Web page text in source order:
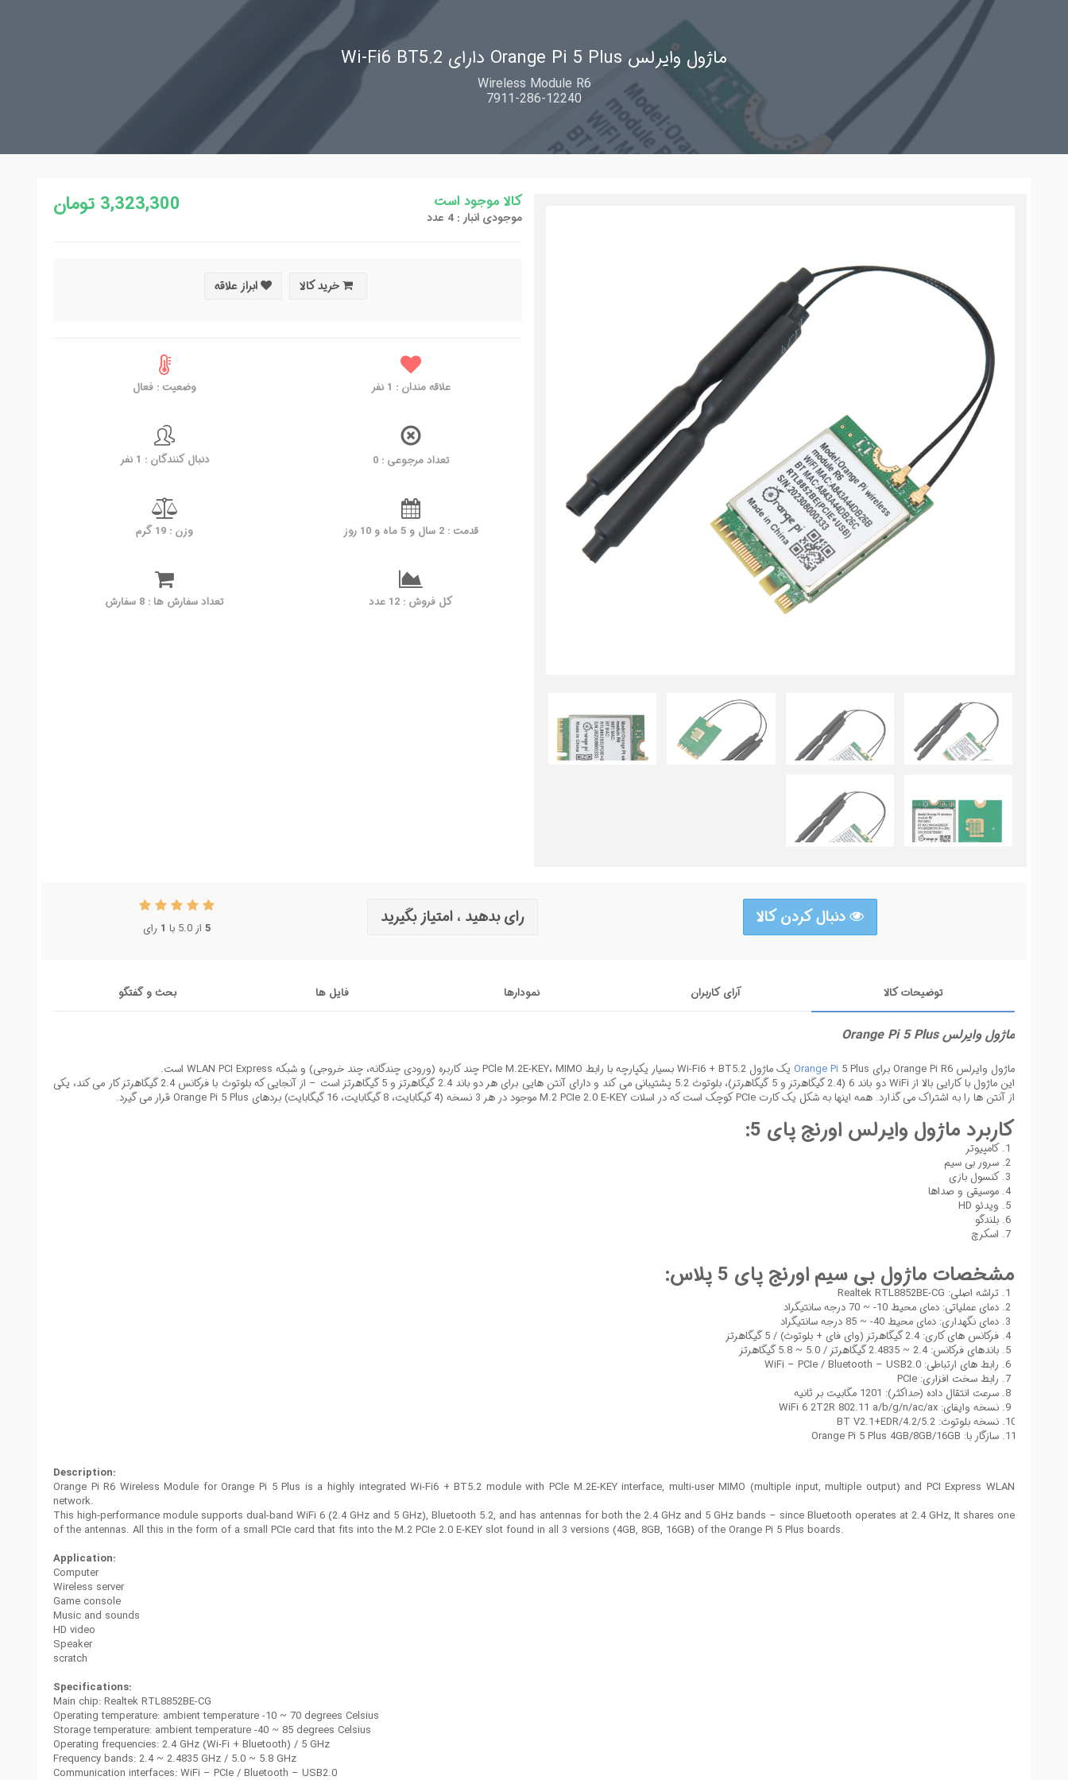
ماژول وایرلس Orange Pi 5 Plus دارای Wi-Fi6 BT5.2
Wireless Module R6
7911-286-12240
3,323,300 تومان کالا موجود است
موجودی انبار : 4 عدد
خرید کالا ابراز علاقه
علاقه مندان : 1 نفر وضعیت : فعال
تعداد مرجوعی : 0 دنبال کنندگان : 1 نفر
قدمت : 2 سال و 5 ماه و 10 روز وزن : 19 گرم
کل فروش : 12 عدد تعداد سفارش ها : 8 سفارش
5 از 5.0 با 1 رای
رای بدهید ، امتیاز بگیرید دنبال کردن کالا
توضیحات کالا آرای کاربران نمودارها فایل ها بحث و گفتگو
ماژول وایرلس Orange Pi 5 Plus
ماژول وایرلس Orange Pi R6 برای Orange Pi 5 Plus یک ماژول Wi-Fi6 + BT5.2 بسیار یکپارچه با رابط PCle M.2E-KEY، MIMO چند کاربره (ورودی چندگانه، چند خروجی) و شبکه WLAN PCI Express است.
این ماژول با کارایی بالا از WiFi دو باند 6 (2.4 گیگاهرتز و 5 گیگاهرتز)، بلوتوث 5.2 پشتیبانی می کند و دارای آنتن هایی برای هر دو باند 2.4 گیگاهرتز و 5 گیگاهرتز است – از آنجایی که بلوتوث با فرکانس 2.4 گیگاهرتز کار می کند، یکی
از آنتن ها را به اشتراک می گذارد. همه اینها به شکل یک کارت PCIe کوچک است که در اسلات M.2 PCIe 2.0 E-KEY موجود در هر 3 نسخه (4 گیگابایت، 8 گیگابایت، 16 گیگابایت) بردهای Orange Pi 5 Plus قرار می گیرد.
کاربرد ماژول وایرلس اورنج پای 5:
کامپیوتر
سرور بی سیم
کنسول بازی
موسیقی و صداها
ویدئو HD
بلندگو
اسکرچ
مشخصات ماژول بی سیم اورنج پای 5 پلاس:
تراشه اصلی: Realtek RTL8852BE-CG
دمای عملیاتی: دمای محیط 10- ~ 70 درجه سانتیگراد
دمای نگهداری: دمای محیط 40- ~ 85 درجه سانتیگراد
فرکانس های کاری: 2.4 گیگاهرتز (وای فای + بلوتوث) / 5 گیگاهرتز
باندهای فرکانس: 2.4 ~ 2.4835 گیگاهرتز / 5.0 ~ 5.8 گیگاهرتز
رابط های ارتباطی: WiFi – PCIe / Bluetooth – USB2.0
رابط سخت افزاری: PCIe
سرعت انتقال داده (حداکثر): 1201 مگابیت بر ثانیه
نسخه وایفای: WiFi 6 2T2R 802.11 a/b/g/n/ac/ax
نسخه بلوتوث: BT V2.1+EDR/4.2/5.2
سازگار با: Orange Pi 5 Plus 4GB/8GB/16GB
Description:
Orange Pi R6 Wireless Module for Orange Pi 5 Plus is a highly integrated Wi-Fi6 + BT5.2 module with PCle M.2E-KEY interface, multi-user MIMO (multiple input, multiple output) and PCI Express WLAN
network.
This high-performance module supports dual-band WiFi 6 (2.4 GHz and 5 GHz), Bluetooth 5.2, and has antennas for both the 2.4 GHz and 5 GHz bands – since Bluetooth operates at 2.4 GHz, It shares one
of the antennas. All this in the form of a small PCIe card that fits into the M.2 PCIe 2.0 E-KEY slot found in all 3 versions (4GB, 8GB, 16GB) of the Orange Pi 5 Plus boards.
Application:
Computer
Wireless server
Game console
Music and sounds
HD video
Speaker
scratch
Specifications:
Main chip: Realtek RTL8852BE-CG
Operating temperature: ambient temperature -10 ~ 70 degrees Celsius
Storage temperature: ambient temperature -40 ~ 85 degrees Celsius
Operating frequencies: 2.4 GHz (Wi-Fi + Bluetooth) / 5 GHz
Frequency bands: 2.4 ~ 2.4835 GHz / 5.0 ~ 5.8 GHz
Communication interfaces: WiFi – PCIe / Bluetooth – USB2.0